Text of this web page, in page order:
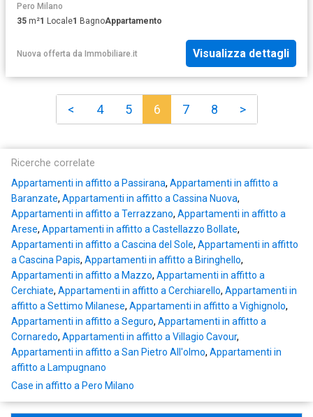
Pero Milano
35 m²1 Locale1 BagnoAppartamento
Nuova offerta da Immobiliare.it Visualizza dettagli
< 4 5 6 7 8 >
Ricerche correlate
Appartamenti in affitto a Passirana, Appartamenti in affitto a
Baranzate, Appartamenti in affitto a Cassina Nuova,
Appartamenti in affitto a Terrazzano, Appartamenti in affitto a
Arese, Appartamenti in affitto a Castellazzo Bollate,
Appartamenti in affitto a Cascina del Sole, Appartamenti in affitto
a Cascina Papis, Appartamenti in affitto a Biringhello,
Appartamenti in affitto a Mazzo, Appartamenti in affitto a
Cerchiate, Appartamenti in affitto a Cerchiarello, Appartamenti in
affitto a Settimo Milanese, Appartamenti in affitto a Vighignolo,
Appartamenti in affitto a Seguro, Appartamenti in affitto a
Cornaredo, Appartamenti in affitto a Villagio Cavour,
Appartamenti in affitto a San Pietro All'olmo, Appartamenti in
affitto a Lampugnano
Case in affitto a Pero Milano